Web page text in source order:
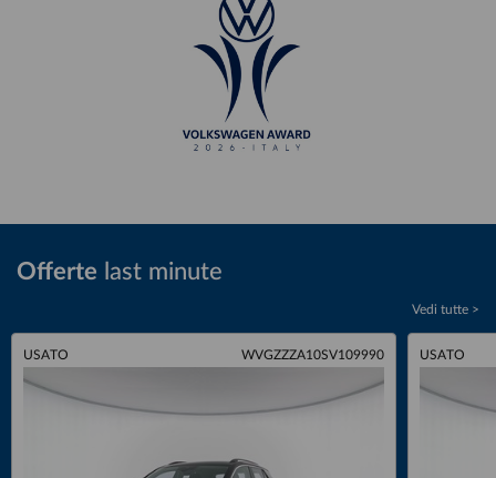
Offerte last minute
Vedi tutte >
USATO WVGZZZA10SV109990 USATO